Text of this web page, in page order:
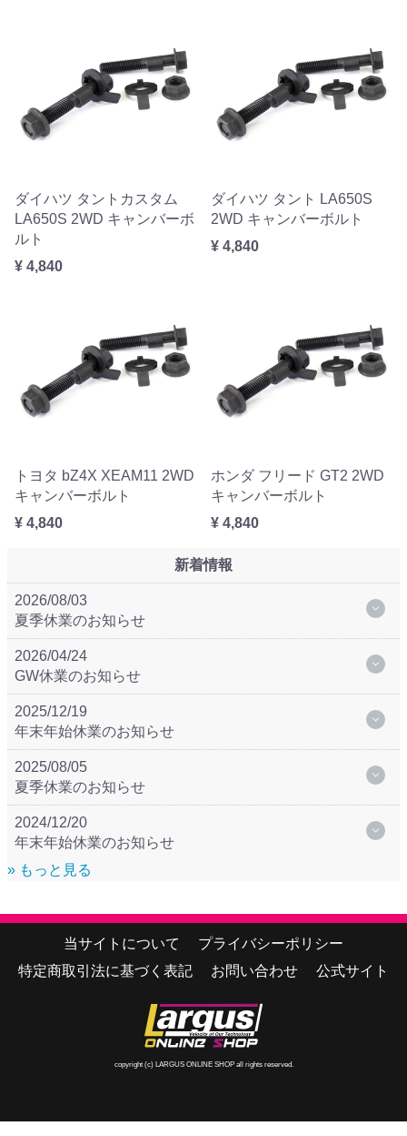
ダイハツ タントカスタム
LA650S 2WD キャンバーボ
ルト
¥ 4,840
ダイハツ タント LA650S
2WD キャンバーボルト
¥ 4,840
トヨタ bZ4X XEAM11 2WD
キャンバーボルト
¥ 4,840
ホンダ フリード GT2 2WD
キャンバーボルト
¥ 4,840
新着情報
2026/08/03
夏季休業のお知らせ
2026/04/24
GW休業のお知らせ
2025/12/19
年末年始休業のお知らせ
2025/08/05
夏季休業のお知らせ
2024/12/20
年末年始休業のお知らせ
» もっと見る
当サイトについて
プライバシーポリシー
特定商取引法に基づく表記
お問い合わせ 公式サイト
copyright (c) LARGUS ONLINE SHOP all rights reserved.